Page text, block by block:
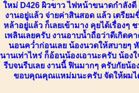
ใหม่ D426 ผิวขาว ไฟหน้าขนาดกำลัง
งานอยู่แล้ว จ่ายค่าสินสอด แล้ว เตรีย
หล้าอยู่แล้ว ก็เลยเข้ามาง คุยได้เรื่อง
เพลินเลยครับ งานอาบน้ำถือว่าดีเกิด
นอนคว่ำก่อนเลย น้องนวดให้สบายๆ
นานเท่าไหร่ ก็อ้อนน้องเอานะครับ น้อ
รีบจนรีบเลย งานนี้ ฟินมากๆ ครับกัย
ขอบคุณคุณแหม่มนะครับ จัดให้ผมไ